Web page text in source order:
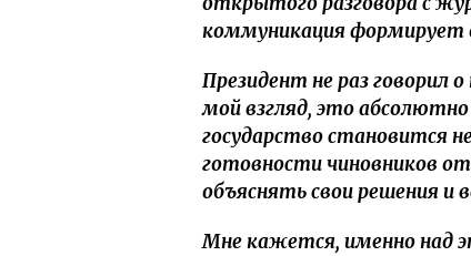
коммуникация формирует
Президент не раз говорил
мой взгляд, это
государство становится
готовности чиновников
объяснять свои решения и
Мне кажется, именно над